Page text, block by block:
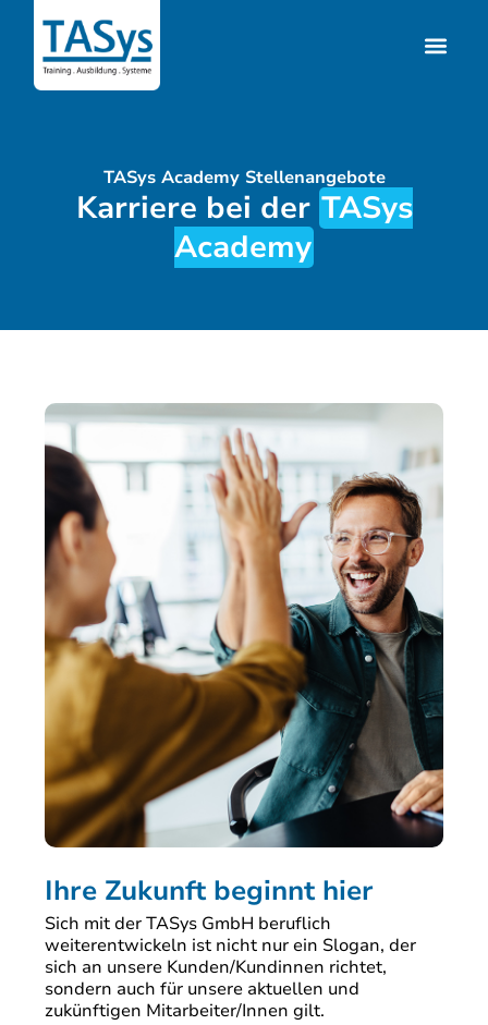
TASys Academy Stellenangebote
Karriere bei der TASys
Academy
Ihre Zukunft beginnt hier
Sich mit der TASys GmbH beruflich
weiterentwickeln ist nicht nur ein Slogan, der
sich an unsere Kunden/Kundinnen richtet,
sondern auch für unsere aktuellen und
zukünftigen Mitarbeiter/Innen gilt.